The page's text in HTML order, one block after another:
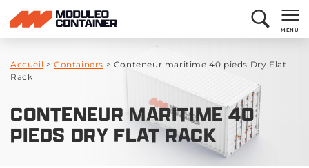
MENU
Accueil >Containers > Conteneur maritime 40 pieds Dry Flat
Rack
CONTENEUR MARITIME 40
PIEDS DRY FLAT RACK